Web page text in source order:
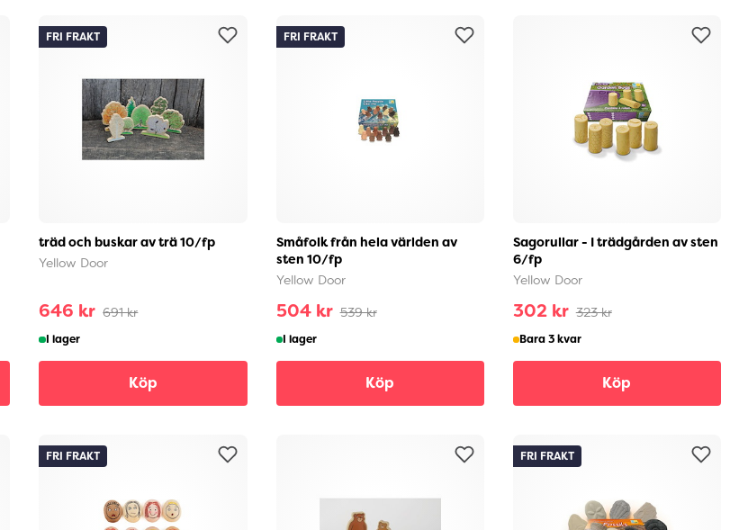
träd och buskar av trä 10/fp
Yellow Door
646 kr 691 kr
FRI FRAKT
I lager
Köp
Småfolk från hela världen av
sten 10/fp
Yellow Door
504 kr 539 kr
FRI FRAKT
I lager
Köp
Sagorullar - I trädgården av sten
6/fp
Yellow Door
302 kr 323 kr
Bara 3 kvar
Köp
FRI FRAKT FRI FRAKT